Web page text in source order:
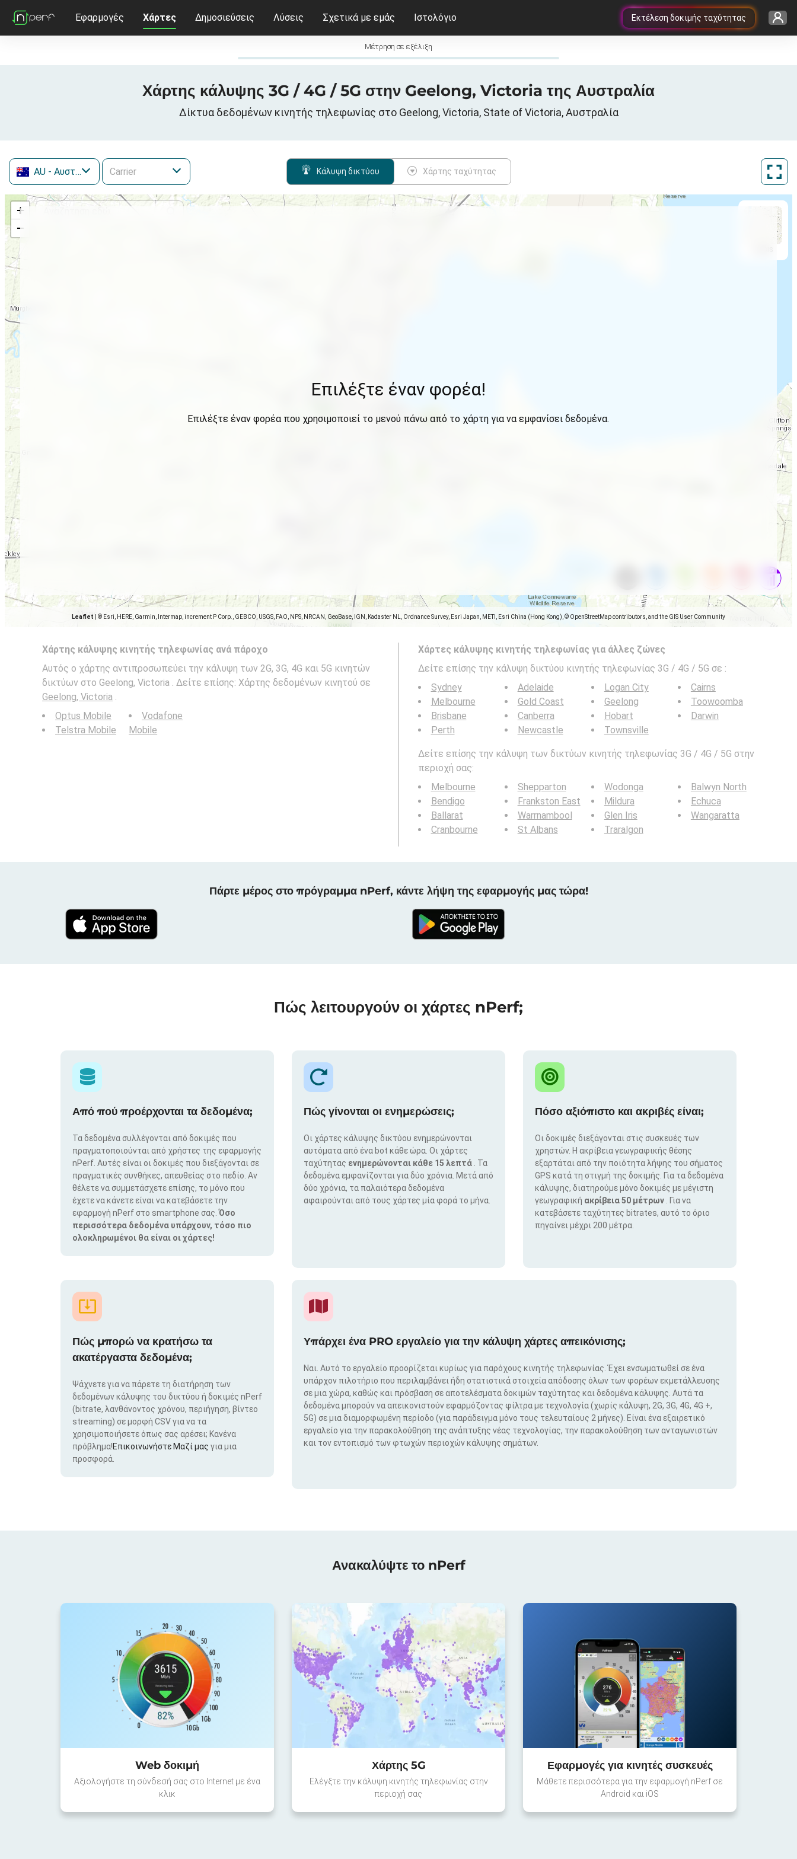
Εκτέλεση δοκιμής ταχύτητας
Εφαρμογές Χάρτες Δημοσιεύσεις Λύσεις Σχετικά με εμάς Ιστολόγιο
Μέτρηση σε εξέλιξη
Χάρτης κάλυψης 3G / 4G / 5G στην Geelong, Victoria της Αυστραλία
Δίκτυα δεδομένων κινητής τηλεφωνίας στο Geelong, Victoria, State of Victoria, Αυστραλία
AU - Αυστραλία Κάλυψη δικτύου Χάρτης ταχύτητας
+
−
Leaflet © Esri, HERE, Garmin, Intermap, increment P Corp., GEBCO, USGS, FAO, NPS, NRCAN, GeoBase, IGN, Kadaster NL, Ordnance Survey, Esri Japan, METI, Esri China (Hong Kong), © OpenStreetMap contributors, and the GIS User Community
Επιλέξτε έναν φορέα!
Επιλέξτε έναν φορέα που χρησιμοποιεί το μενού πάνω από το χάρτη για να εμφανίσει δεδομένα.
Χάρτης κάλυψης κινητής τηλεφωνίας ανά πάροχο
Αυτός ο χάρτης αντιπροσωπεύει την κάλυψη των 2G, 3G, 4G και 5G κινητών
δικτύων στο Geelong, Victoria . Δείτε επίσης: Χάρτης δεδομένων κινητού σε
Geelong, Victoria .
Optus Mobile
Telstra Mobile
Vodafone
Mobile
Χάρτες κάλυψης κινητής τηλεφωνίας για άλλες ζώνες
Δείτε επίσης την κάλυψη δικτύου κινητής τηλεφωνίας 3G / 4G / 5G σε :
Sydney
Melbourne
Brisbane
Perth
Adelaide
Gold Coast
Canberra
Newcastle
Logan City
Geelong
Hobart
Townsville
Cairns
Toowoomba
Darwin
Δείτε επίσης την κάλυψη των δικτύων κινητής τηλεφωνίας 3G / 4G / 5G στην
περιοχή σας:
Melbourne
Bendigo
Ballarat
Cranbourne
Shepparton
Frankston East
Warrnambool
St Albans
Wodonga
Mildura
Glen Iris
Traralgon
Balwyn North
Echuca
Wangaratta
Πάρτε μέρος στο πρόγραμμα nPerf, κάντε λήψη της εφαρμογής μας τώρα!
Πώς λειτουργούν οι χάρτες nPerf;
Από πού προέρχονται τα δεδομένα;
Τα δεδομένα συλλέγονται από δοκιμές που
πραγματοποιούνται από χρήστες της εφαρμογής
nPerf. Αυτές είναι οι δοκιμές που διεξάγονται σε
πραγματικές συνθήκες, απευθείας στο πεδίο. Αν
θέλετε να συμμετάσχετε επίσης, το μόνο που
έχετε να κάνετε είναι να κατεβάσετε την
εφαρμογή nPerf στο smartphone σας.Όσο
περισσότερα δεδομένα υπάρχουν, τόσο πιο
ολοκληρωμένοι θα είναι οι χάρτες!
Πώς γίνονται οι ενημερώσεις;
Οι χάρτες κάλυψης δικτύου ενημερώνονται
αυτόματα από ένα bot κάθε ώρα. Οι χάρτες
ταχύτητας ενημερώνονται κάθε 15 λεπτά
. Τα
δεδομένα εμφανίζονται για δύο χρόνια. Μετά από
δύο χρόνια, τα παλαιότερα δεδομένα
αφαιρούνται από τους χάρτες μία φορά το μήνα.
Πόσο αξιόπιστο και ακριβές είναι;
Οι δοκιμές διεξάγονται στις συσκευές των
χρηστών. Η ακρίβεια γεωγραφικής θέσης
εξαρτάται από την ποιότητα λήψης του σήματος
GPS κατά τη στιγμή της δοκιμής. Για τα δεδομένα
κάλυψης, διατηρούμε μόνο δοκιμές με μέγιστη
γεωγραφική ακρίβεια 50 μέτρων
. Για να
κατεβάσετε ταχύτητες bitrates, αυτό το όριο
πηγαίνει μέχρι 200 μέτρα.
Πώς μπορώ να κρατήσω τα
ακατέργαστα δεδομένα;
Ψάχνετε για να πάρετε τη διατήρηση των
δεδομένων κάλυψης του δικτύου ή δοκιμές nPerf
(bitrate, λανθάνοντος χρόνου, περιήγηση, βίντεο
streaming) σε μορφή CSV για να τα
χρησιμοποιήσετε όπως σας αρέσει; Κανένα
πρόβλημα!Επικοινωνήστε Μαζί μας για μια
προσφορά.
Υπάρχει ένα PRO εργαλείο για την κάλυψη χάρτες απεικόνισης;
Ναι. Αυτό το εργαλείο προορίζεται κυρίως για παρόχους κινητής τηλεφωνίας. Έχει ενσωματωθεί σε ένα
υπάρχον πιλοτήριο που περιλαμβάνει ήδη στατιστικά στοιχεία απόδοσης όλων των φορέων εκμετάλλευσης
σε μια χώρα, καθώς και πρόσβαση σε αποτελέσματα δοκιμών ταχύτητας και δεδομένα κάλυψης. Αυτά τα
δεδομένα μπορούν να απεικονιστούν εφαρμόζοντας φίλτρα με τεχνολογία (χωρίς κάλυψη, 2G, 3G, 4G, 4G +,
5G) σε μια διαμορφωμένη περίοδο (για παράδειγμα μόνο τους τελευταίους 2 μήνες). Είναι ένα εξαιρετικό
εργαλείο για την παρακολούθηση της ανάπτυξης νέας τεχνολογίας, την παρακολούθηση των ανταγωνιστών
και τον εντοπισμό των φτωχών περιοχών κάλυψης σημάτων.
Ανακαλύψτε το nPerf
Web δοκιμή
Αξιολογήστε τη σύνδεσή σας στο Internet με ένα
κλικ
Χάρτης 5G
Ελέγξτε την κάλυψη κινητής τηλεφωνίας στην
περιοχή σας
Εφαρμογές για κινητές συσκευές
Μάθετε περισσότερα για την εφαρμογή nPerf σε
Android και iOS